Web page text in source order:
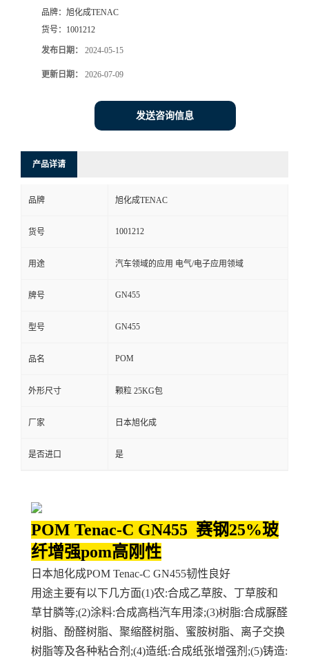
式
在
线
品牌： 旭化成TENAC
货号： 1001212
发布日期： 2024-05-15
更新日期： 2026-07-09
发送咨询信息
产品详请
品牌 旭化成TENAC
货号 1001212
用途 汽车领域的应用 电气/电子应用领域
牌号 GN455
型号 GN455
品名 POM
外形尺寸 颗粒 25KG包
厂家 日本旭化成
是否进口 是
POM Tenac-C GN455 赛钢25%玻
纤增强pom高刚性
日本旭化成POM Tenac-C GN455韧性良好
用途主要有以下几方面(1)农:合成乙草胺、丁草胺和
草甘膦等;(2)涂料:合成高档汽车用漆;(3)树脂:合成脲醛
树脂、酚醛树脂、聚缩醛树脂、蜜胺树脂、离子交换
树脂等及各种粘合剂;(4)造纸:合成纸张增强剂;(5)铸造: